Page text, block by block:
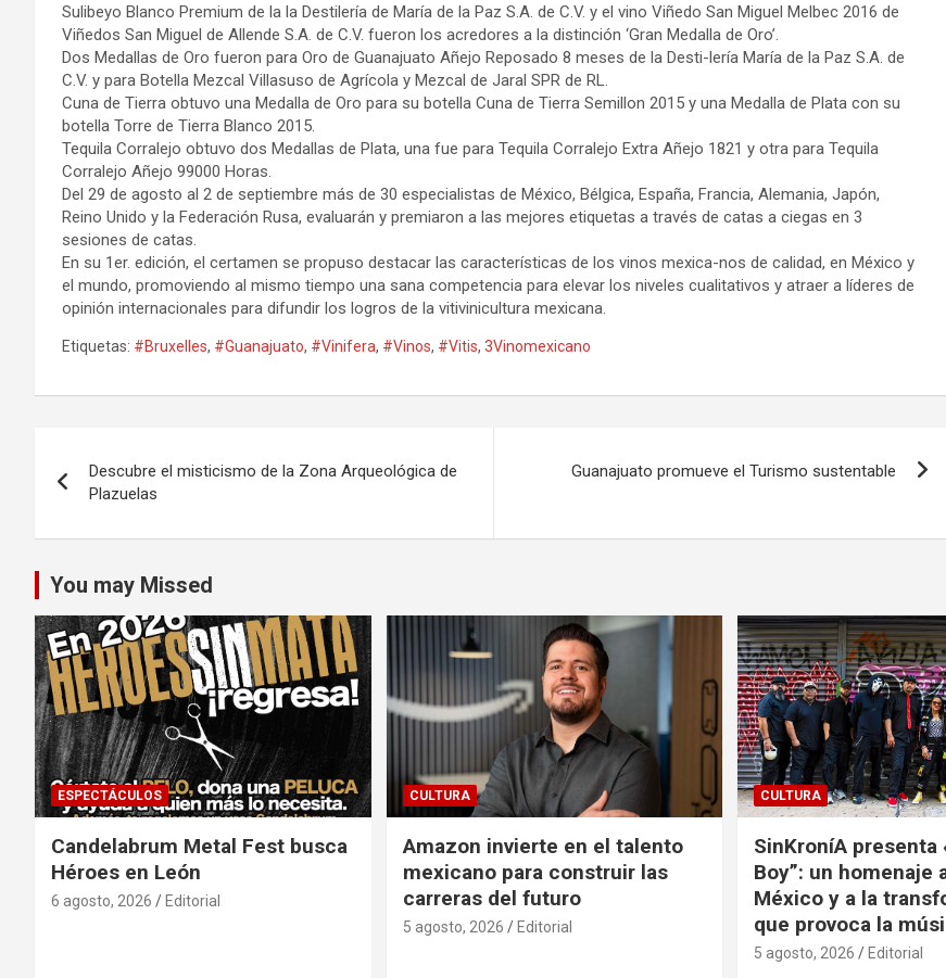
Sulibeyo Blanco Premium de la la Destilería de María de la Paz S.A. de C.V. y el vino Viñedo San Miguel Melbec 2016 de
Viñedos San Miguel de Allende S.A. de C.V. fueron los acredores a la distinción ‘Gran Medalla de Oro’.
Dos Medallas de Oro fueron para Oro de Guanajuato Añejo Reposado 8 meses de la Desti-lería María de la Paz S.A. de
C.V. y para Botella Mezcal Villasuso de Agrícola y Mezcal de Jaral SPR de RL.
Cuna de Tierra obtuvo una Medalla de Oro para su botella Cuna de Tierra Semillon 2015 y una Medalla de Plata con su
botella Torre de Tierra Blanco 2015.
Tequila Corralejo obtuvo dos Medallas de Plata, una fue para Tequila Corralejo Extra Añejo 1821 y otra para Tequila
Corralejo Añejo 99000 Horas.
Del 29 de agosto al 2 de septiembre más de 30 especialistas de México, Bélgica, España, Francia, Alemania, Japón,
Reino Unido y la Federación Rusa, evaluarán y premiaron a las mejores etiquetas a través de catas a ciegas en 3
sesiones de catas.
En su 1er. edición, el certamen se propuso destacar las características de los vinos mexica-nos de calidad, en México y
el mundo, promoviendo al mismo tiempo una sana competencia para elevar los niveles cualitativos y atraer a líderes de
opinión internacionales para difundir los logros de la vitivinicultura mexicana.
Etiquetas: #Bruxelles, #Guanajuato, #Vinifera, #Vinos, #Vitis, 3Vinomexicano
de
entradas
Descubre el misticismo de la Zona Arqueológica de
Plazuelas
Guanajuato promueve el Turismo sustentable
You may Missed
ESPECTÁCULOS
Candelabrum Metal Fest busca
Héroes en León
6 agosto, 2026 Editorial
CULTURA
Amazon invierte en el talento
mexicano para construir las
carreras del futuro
5 agosto, 2026 Editorial
CULTURA
SinKroníA presenta
Boy”: un homenaje
México y a la
que provoca la
5 agosto, 2026 Editorial